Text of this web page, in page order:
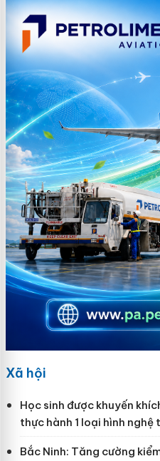
Xã hội
Học sinh được khuyến
thực hành 1 loại hình nghệ
Bắc Ninh: Tăng cường